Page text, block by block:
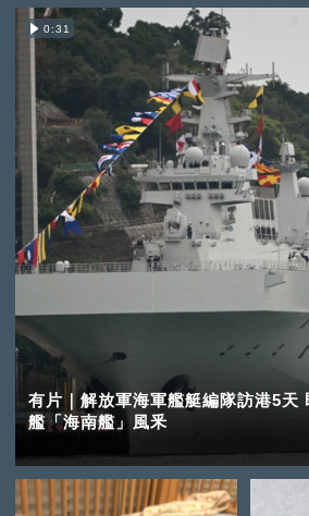
0:31
有片｜解放軍海軍艦艇編隊訪港5天
艦「海南艦」風釆